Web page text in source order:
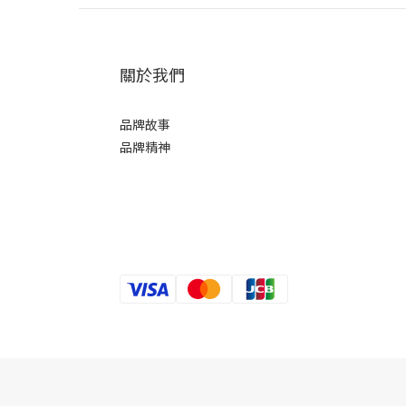
關於我們
品牌故事
品牌精神